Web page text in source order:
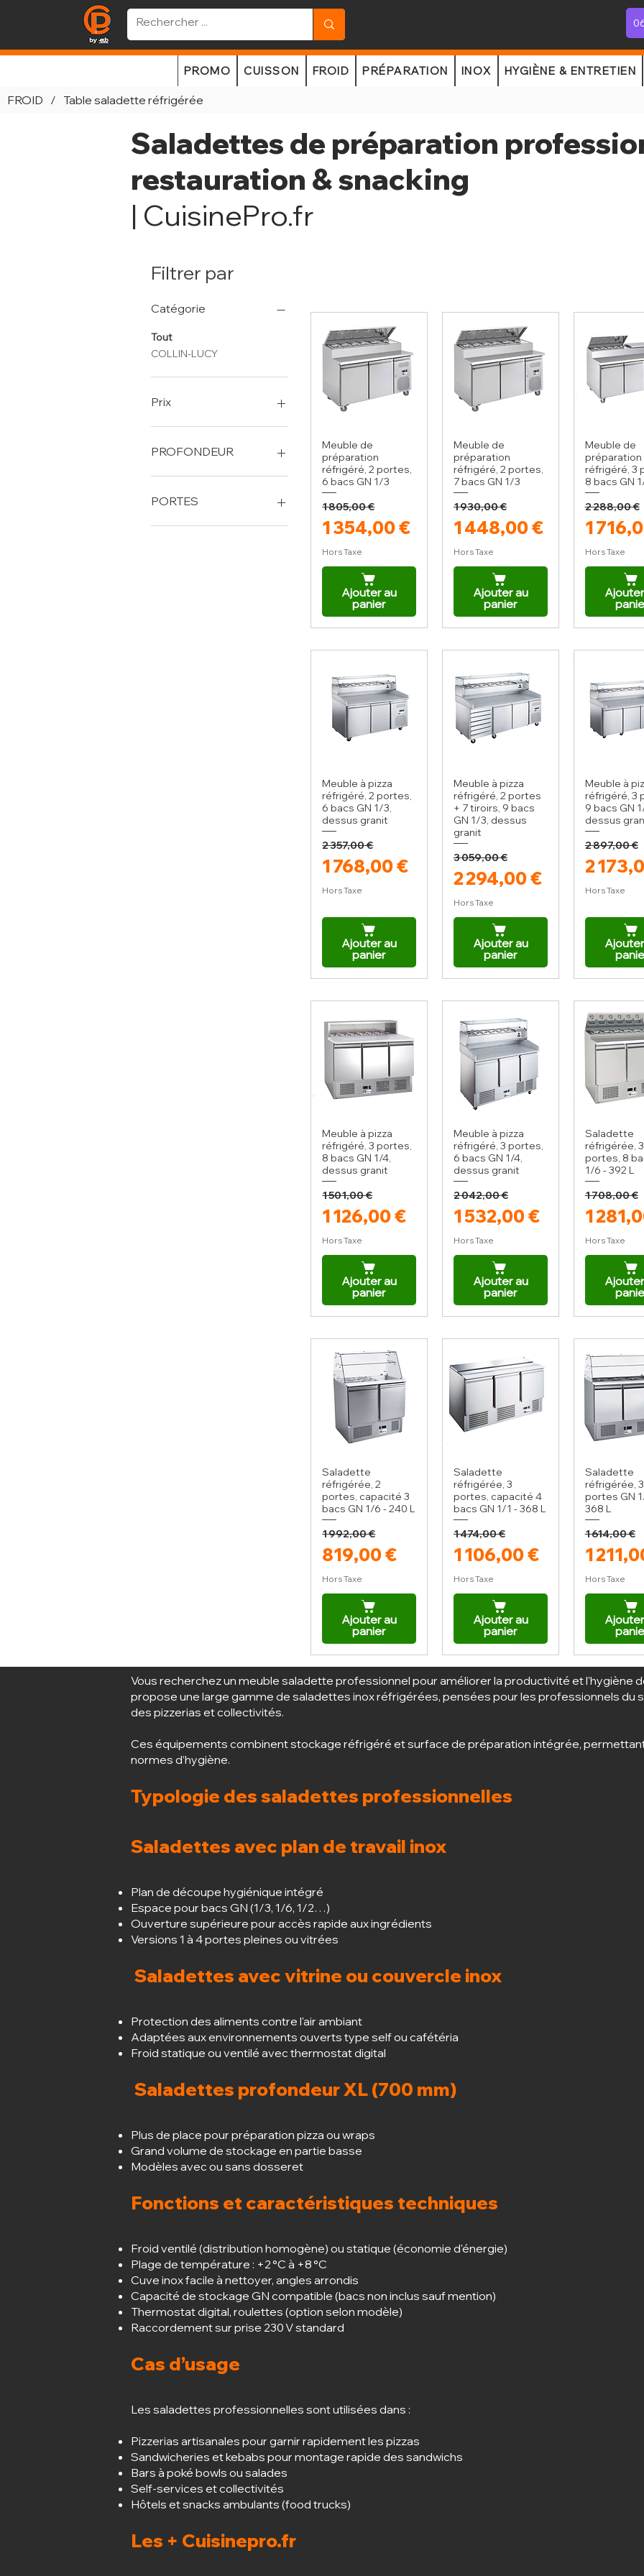
PROMO CUISSON FROID PRÉPARATION INOX HYGIÈNE & ENTRETIEN
FROID / Table saladette réfrigérée
Saladettes de préparation
restauration & snacking
| CuisinePro.fr
Filtrer par
Catégorie
Tout
COLLIN-LUCY
Prix
PROFONDEUR
700 MM / GN1/1
800 MM / GN 1/1
PORTES
Meuble de préparation
Meuble de
préparation
réfrigéré, 2 portes,
6 bacs GN 1/3
Prix original
1 805,00 €
Prix promotionnel
1 354,00 €
Hors Taxe
Ajouter au
panier
Meuble de
préparation
réfrigéré, 2 portes,
7 bacs GN 1/3
Prix original
1 930,00 €
Prix promotionnel
1 448,00 €
Hors Taxe
Ajouter au
panier
Meuble de
préparation
réfrigéré, 3
8 bacs GN
Prix
2 288,00 €
Prix
1
Hors Taxe
Meuble à pizza
réfrigéré, 2 portes,
6 bacs GN 1/3,
dessus granit
Prix original
2 357,00 €
Prix promotionnel
1 768,00 €
Hors Taxe
Ajouter au
panier
Meuble à pizza
réfrigéré, 2 portes
+ 7 tiroirs, 9 bacs
GN 1/3, dessus
granit
Prix original
3 059,00 €
Prix promotionnel
2 294,00 €
Hors Taxe
Ajouter au
panier
Meuble à
réfrigéré, 3
9 bacs GN
dessus
Prix
2 897,00 €
Prix
2
Hors Taxe
Meuble à pizza
réfrigéré, 3 portes,
8 bacs GN 1/4,
dessus granit
Prix original
1 501,00 €
Prix promotionnel
1 126,00 €
Hors Taxe
Ajouter au
panier
Meuble à pizza
réfrigéré, 3 portes,
6 bacs GN 1/4,
dessus granit
Prix original
2 042,00 €
Prix promotionnel
1 532,00 €
Hors Taxe
Ajouter au
panier
Saladette
réfrigérée, 3
portes, 8
1/6 - 392 L
Prix
1 708,00 €
Prix
1
Hors Taxe
Saladette
réfrigérée, 2
portes, capacité 3
bacs GN 1/6 - 240 L
Prix original
1 992,00 €
Prix promotionnel
819,00 €
Hors Taxe
Ajouter au
panier
Saladette
réfrigérée, 3
portes, capacité 4
bacs GN 1/1 - 368 L
Prix original
1 474,00 €
Prix promotionnel
1 106,00 €
Hors Taxe
Ajouter au
panier
Saladette
réfrigérée, 3
portes GN
368 L
Prix
1 614,00 €
Prix
1
Hors Taxe
Vous recherchez un meuble saladette professionnel pour améliorer la productivité et l'hygiène
propose une large gamme de saladettes inox réfrigérées, pensées pour les professionnels du
des pizzerias et collectivités.
Ces équipements combinent stockage réfrigéré et surface de préparation intégrée,
normes d’hygiène.
Typologie des saladettes professionnelles
Saladettes avec plan de travail inox
Plan de découpe hygiénique intégré
Espace pour bacs GN (1/3, 1/6, 1/2…)
Ouverture supérieure pour accès rapide aux ingrédients
Versions 1 à 4 portes pleines ou vitrées
Saladettes avec vitrine ou couvercle inox
Protection des aliments contre l'air ambiant
Adaptées aux environnements ouverts type self ou cafétéria
Froid statique ou ventilé avec thermostat digital
Saladettes profondeur XL (700 mm)
Plus de place pour préparation pizza ou wraps
Grand volume de stockage en partie basse
Modèles avec ou sans dosseret
Fonctions et caractéristiques techniques
Froid ventilé (distribution homogène) ou statique (économie d'énergie)
Plage de température : +2 °C à +8 °C
Cuve inox facile à nettoyer, angles arrondis
Capacité de stockage GN compatible (bacs non inclus sauf mention)
Thermostat digital, roulettes (option selon modèle)
Raccordement sur prise 230 V standard
Cas d’usage
Les saladettes professionnelles sont utilisées dans :
Pizzerias artisanales pour garnir rapidement les pizzas
Sandwicheries et kebabs pour montage rapide des sandwichs
Bars à poké bowls ou salades
Self-services et collectivités
Hôtels et snacks ambulants (food trucks)
Les + Cuisinepro.fr